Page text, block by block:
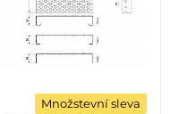
Množstevní sleva